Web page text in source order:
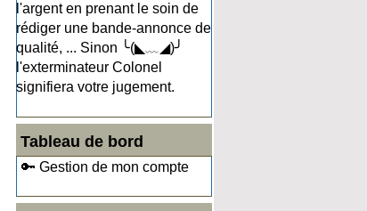
l'argent en prenant le soin de
rédiger une bande-annonce de
qualité, ... Sinon ╰(◣﹏◢)╯
l'exterminateur Colonel
signifiera votre jugement.
Tableau de bord
🔑 Gestion de mon compte